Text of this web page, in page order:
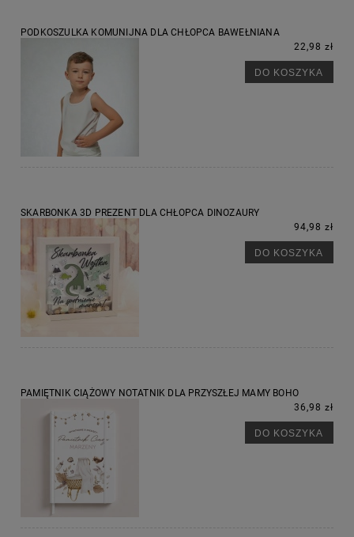
PODKOSZULKA KOMUNIJNA DLA CHŁOPCA BAWEŁNIANA
22,98 zł
DO KOSZYKA
SKARBONKA 3D PREZENT DLA CHŁOPCA DINOZAURY
94,98 zł
DO KOSZYKA
PAMIĘTNIK CIĄŻOWY NOTATNIK DLA PRZYSZŁEJ MAMY BOHO
36,98 zł
DO KOSZYKA